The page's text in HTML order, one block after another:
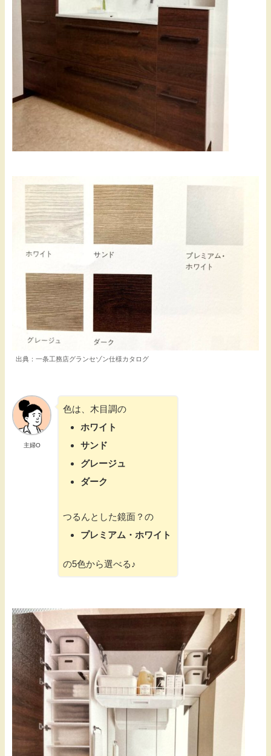
出典：一条工務店グランセゾン仕様カタログ
主婦O
色は、木目調の
ホワイト
サンド
グレージュ
ダーク
つるんとした鏡面？の
プレミアム・ホワイト
の5色から選べる♪